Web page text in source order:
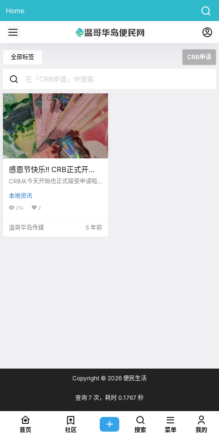
Home
全部标签 CRB申请
感恩节快乐!! CRB正式开
放，手把手教你如何领福利~
CRB从今天开始也正式接受申请啦~
是... 手把手教大家如何申请CRB
啦！
本地资讯
274 2
温哥华岛传媒 5 年前
Copyright © 2026 便民生活
查询 7 次，耗时 0.1767 秒
首页 社区 搜索 菜单 我的